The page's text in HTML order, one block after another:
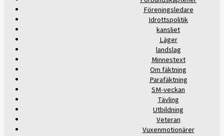
Föreningsledare
Idrottspolitik
kansliet
Läger
landslag
Minnestext
Om fäktning
Parafäktning
SM-veckan
Tävling
Utbildning
Veteran
Vuxenmotionärer